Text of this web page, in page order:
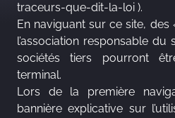
traceurs-que-dit-la-loi ).
En naviguant sur ce site,
l’association responsable
sociétés tiers pourront
terminal.
Lors de la première
bannière explicative sur